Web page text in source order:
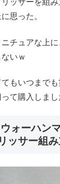
ッサーを組
思った。
チュアな上
いｗ
もいつまで
て購入しまし
ウォーハン
ッサー組